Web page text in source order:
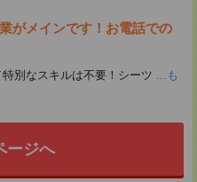
がメインです！お電話での
別なスキルは不要！シーツ ...も
ージへ